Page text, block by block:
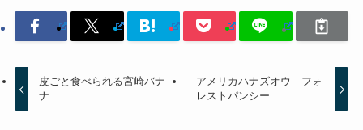
皮ごと食べられる宮崎バナ
ナ
アメリカハナズオウ フォ
レストパンシー